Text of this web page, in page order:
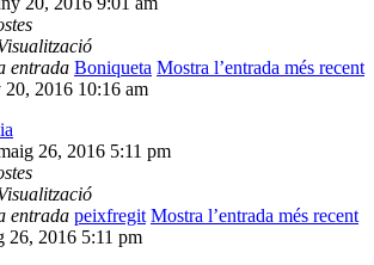
entrada Boniqueta Mostra l’entrada més recent
2016 10:16 am
26, 2016 5:11 pm
entrada peixfregit Mostra l’entrada més recent
26, 2016 5:11 pm